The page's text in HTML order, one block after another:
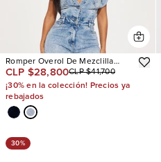
Romper Overol De Mezclilla
Know You Better
CLP $28,800CLP $41,700
¡30% en la colección! Precios ya
rebajados
30%